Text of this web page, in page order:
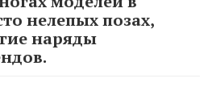
нелепых позах,
наряды